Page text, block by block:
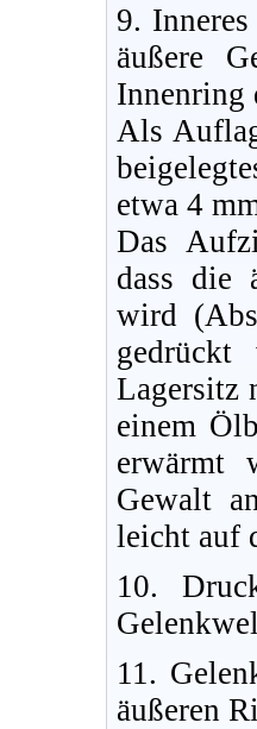
9.
äußere
Innenring
Als
etwa 4
Das
dass die
wird
Lagersitz
einem
erwärmt
Gewalt
leicht auf
10.
11.
äußeren